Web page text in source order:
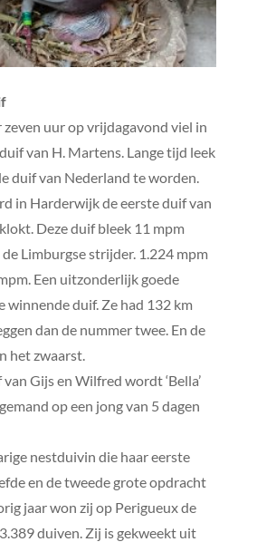
uur op vrijdagavond viel in
van H. Martens. Lange tijd leek
duif van Nederland te worden.
in Harderwijk de eerste duif van
Deze duif bleek 11 mpm
Limburgse strijder. 1.224 mpm
Een uitzonderlijk goede
winnende duif. Ze had 132 km
dan de nummer twee. En de
het zwaarst.
Gijs en Wilfred wordt ‘Bella’
op een jong van 5 dagen
nestduivin die haar eerste
en de tweede grote opdracht
jaar won zij op Perigueux de
duiven. Zij is gekweekt uit